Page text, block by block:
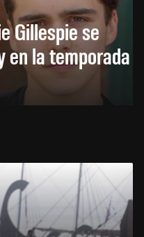
Gillespie se
en la temporada